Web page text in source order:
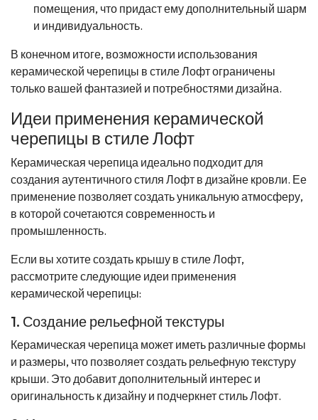
помещения, что придаст ему дополнительный шарм
и индивидуальность.
В конечном итоге, возможности использования
керамической черепицы в стиле Лофт ограничены
только вашей фантазией и потребностями дизайна.
Идеи применения керамической
черепицы в стиле Лофт
Керамическая черепица идеально подходит для
создания аутентичного стиля Лофт в дизайне кровли. Ее
применение позволяет создать уникальную атмосферу,
в которой сочетаются современность и
промышленность.
Если вы хотите создать крышу в стиле Лофт,
рассмотрите следующие идеи применения
керамической черепицы:
1. Создание рельефной текстуры
Керамическая черепица может иметь различные формы
и размеры, что позволяет создать рельефную текстуру
крыши. Это добавит дополнительный интерес и
оригинальность к дизайну и подчеркнет стиль Лофт.